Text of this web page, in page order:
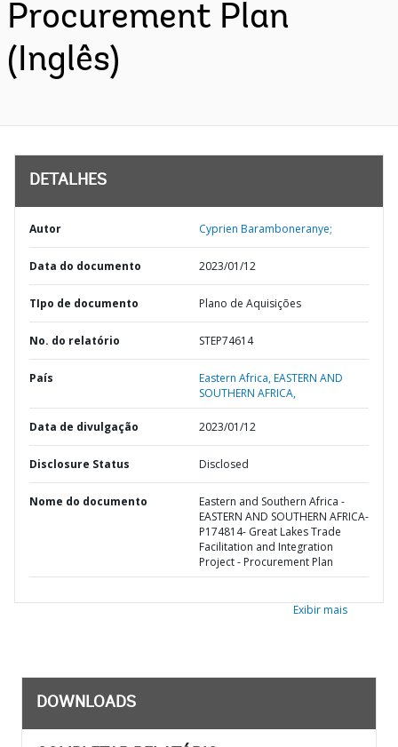
Procurement Plan
(Inglês)
DETALHES
Autor Cyprien Baramboneranye;
Data do documento 2023/01/12
TIpo de documento Plano de Aquisições
No. do relatório STEP74614
País Eastern Africa,EASTERN AND
SOUTHERN AFRICA,
Data de divulgação 2023/01/12
Disclosure Status Disclosed
Nome do documento
Eastern and Southern Africa -
EASTERN AND SOUTHERN AFRICA-
P174814- Great Lakes Trade
Facilitation and Integration
Project - Procurement Plan
Exibir mais
DOWNLOADS